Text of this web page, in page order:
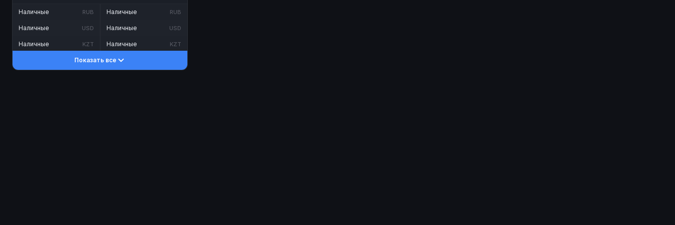
Наличные RUB
Наличные USD
Наличные KZT
Наличные RUB
Наличные USD
Наличные KZT
Показать все